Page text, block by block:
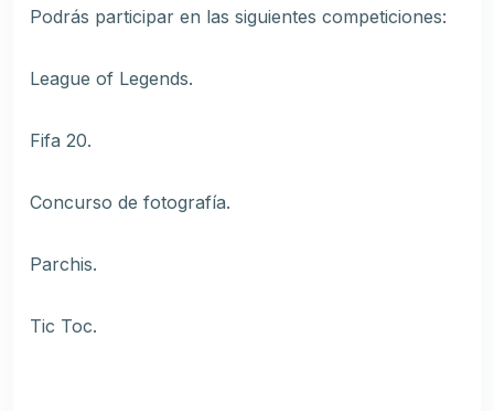
Podrás participar en las siguientes competiciones:
League of Legends.
Fifa 20.
Concurso de fotografía.
Parchis.
Tic Toc.